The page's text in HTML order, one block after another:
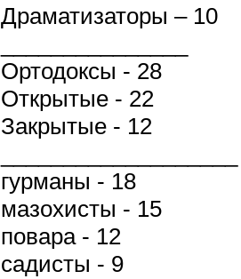
Драматизаторы – 10
Ортодоксы - 28
Открытые - 22
Закрытые - 12
гурманы - 18
мазохисты - 15
повара - 12
садисты - 9